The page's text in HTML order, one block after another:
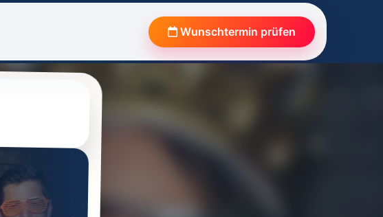
Wunschtermin prüfen